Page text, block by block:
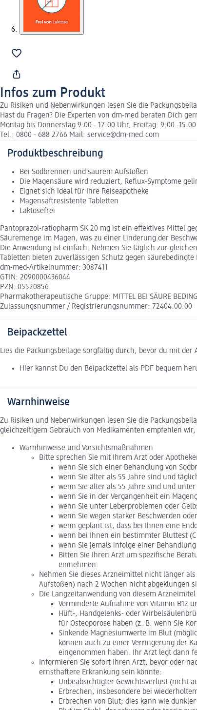
Infos zum Produkt
Zu Risiken und Nebenwirkungen lesen Sie die
Hast du Fragen? Die Experten von dm-med beraten Dich
Montag bis Donnerstag 9:00 - 17:00 Uhr, Freitag: 9:00 -
Tel.: 0800 - 688 2766 Mail: service@dm-med.com
Produktbeschreibung
Bei Sodbrennen und saurem Aufstoßen
Die Magensäure wird reduziert, Reflux-Symptome
Eignet sich ideal für Ihre Reiseapotheke
Magensaftresistente Tabletten
Laktosefrei
Pantoprazol-ratiopharm SK 20 mg ist ein effektives Mittel
Säuremenge im Magen, was zu einer Linderung der
Die Anwendung ist einfach: Nehmen Sie täglich zur
Tabletten bieten zuverlässigen Schutz gegen
dm-med-Artikelnummer: 3087411
GTIN: 2090000436044
PZN: 05520856
Pharmakotherapeutische Gruppe: MITTEL BEI SÄURE
Zulassungsnummer / Registrierungsnummer: 72404.00.00
Beipackzettel
Lies die Packungsbeilage sorgfältig durch, bevor du mit der
Hier kannst Du den Beipackzettel als PDF bequem
Warnhinweise
Zu Risiken und Nebenwirkungen lesen Sie die
gleichzeitigem Gebrauch von Medikamenten empfehlen
Warnhinweise und Vorsichtsmaßnahmen
Bitte sprechen Sie mit Ihrem Arzt oder
wenn Sie sich einer Behandlung von
wenn Sie älter als 55 Jahre sind und
wenn Sie älter als 55 Jahre sind und
wenn Sie in der Vergangenheit ein
wenn Sie unter Leberproblemen oder
wenn Sie wegen starker Beschwerden
wenn geplant ist, dass bei Ihnen eine
wenn bei Ihnen ein bestimmter Bluttest
wenn Sie jemals infolge einer
Bitten Sie Ihren Arzt um spezifische
einnehmen.
Nehmen Sie dieses Arzneimittel nicht länger
Aufstoßen) nach 2 Wochen nicht abgeklungen
Die Langzeitanwendung von diesem
Verminderte Aufnahme von Vitamin B12
Hüft-, Handgelenks- oder
für Osteoporose haben (z. B. wenn Sie
Sinkende Magnesiumwerte im Blut
können auch zu einer Verringerung der
eingenommen haben. Ihr Arzt legt dann
Informieren Sie sofort Ihren Arzt, bevor oder
ernsthaftere Erkrankung sein könnte:
Unbeabsichtigter Gewichtsverlust (nicht
Erbrechen, insbesondere bei
Erbrechen von Blut; dies kann wie